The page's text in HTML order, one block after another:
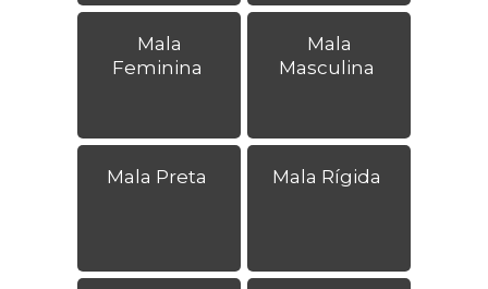
Mala
Feminina
Mala
Masculina
Mala Preta Mala Rígida